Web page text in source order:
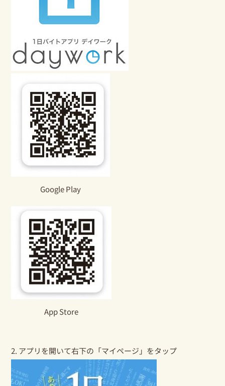
Google Play
App Store
2. アプリを開いて右下の「マイページ」をタップ